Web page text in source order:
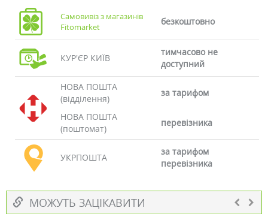
Самовивіз з магазинів
Fitomarket
безкоштовно
КУР'ЄР КИЇВ
тимчасово не
доступний
НОВА ПОШТА
(відділення)
за тарифом
НОВА ПОШТА
(поштомат)
перевізника
УКРПОШТА
за тарифом
перевізника
МОЖУТЬ ЗАЦІКАВИТИ